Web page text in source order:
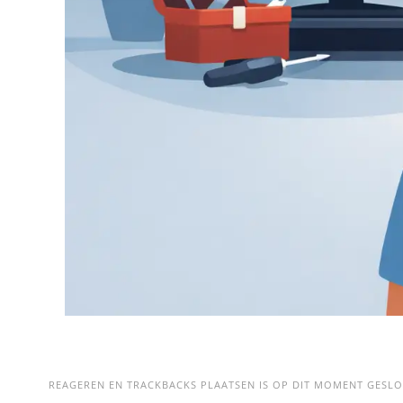
REAGEREN EN TRACKBACKS PLAATSEN IS OP DIT MOMENT